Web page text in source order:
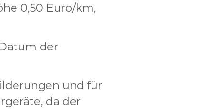
0,50 Euro/km,
der
und für
da der